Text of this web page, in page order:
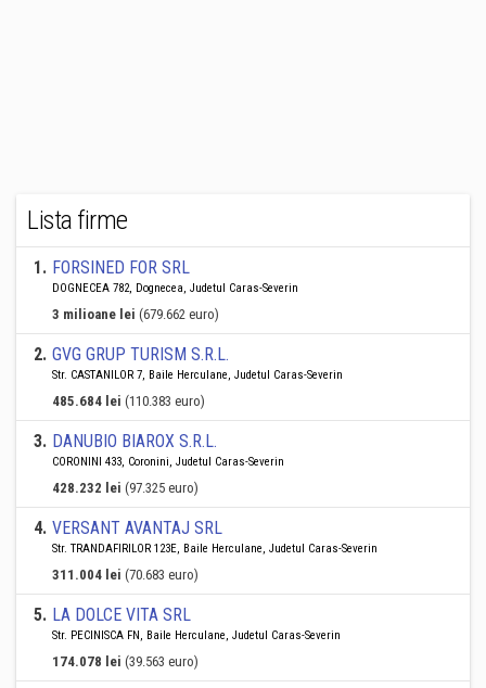
Lista firme
1. FORSINED FOR SRL
DOGNECEA 782, Dognecea, Judetul Caras-Severin
3 milioane lei (679.662 euro)
2. GVG GRUP TURISM S.R.L.
Str. CASTANILOR 7, Baile Herculane, Judetul Caras-Severin
485.684 lei (110.383 euro)
3. DANUBIO BIAROX S.R.L.
CORONINI 433, Coronini, Judetul Caras-Severin
428.232 lei (97.325 euro)
4. VERSANT AVANTAJ SRL
Str. TRANDAFIRILOR 123E, Baile Herculane, Judetul Caras-Severin
311.004 lei (70.683 euro)
5. LA DOLCE VITA SRL
Str. PECINISCA FN, Baile Herculane, Judetul Caras-Severin
174.078 lei (39.563 euro)